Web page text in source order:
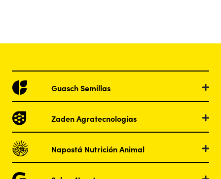
Guasch Semillas
Zaden Agratecnologías
Napostá Nutrición Animal